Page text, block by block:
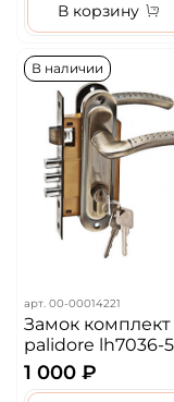
В корзину
В наличии
арт. 00-00014221
Замок комплект
palidore lh7036-
бронза
1 000 ₽